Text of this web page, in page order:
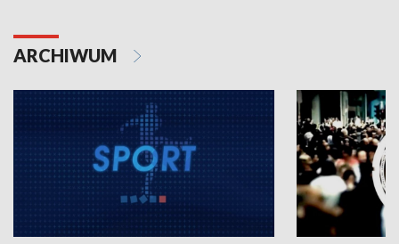
ARCHIWUM